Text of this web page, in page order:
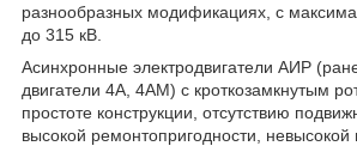
разнообразных модификациях, с
до 315 кВ.
Асинхронные электродвигатели АИР
двигатели 4А, 4АМ) с кроткозамкнутым
простоте конструкции, отсутствию
высокой ремонтопригодности,